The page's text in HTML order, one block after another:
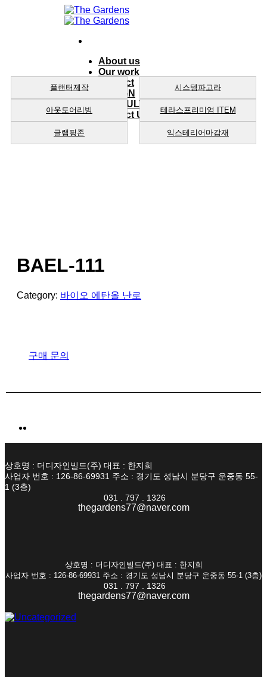
About us
Our work
product
DESIGN
CONSULTING
Contact Us
플랜터제작 시스템파고라
아웃도어리빙 테라스프리미엄 ITEM
글램핑존 익스테리어마감재
BAEL-111
Category: 바이오 에탄올 난로
구매 문의
상호명 : 더디자인빌드(주) 대표 : 한지희
사업자 번호 : 126-86-69931 주소 : 경기도 성남시 분당구 운중동 55-
1 (3층)
031 . 797 . 1326
thegardens77@naver.com
상호명 : 더디자인빌드(주) 대표 : 한지희
사업자 번호 : 126-86-69931 주소 : 경기도 성남시 분당구 운중동 55-1 (3층)
031 . 797 . 1326
thegardens77@naver.com